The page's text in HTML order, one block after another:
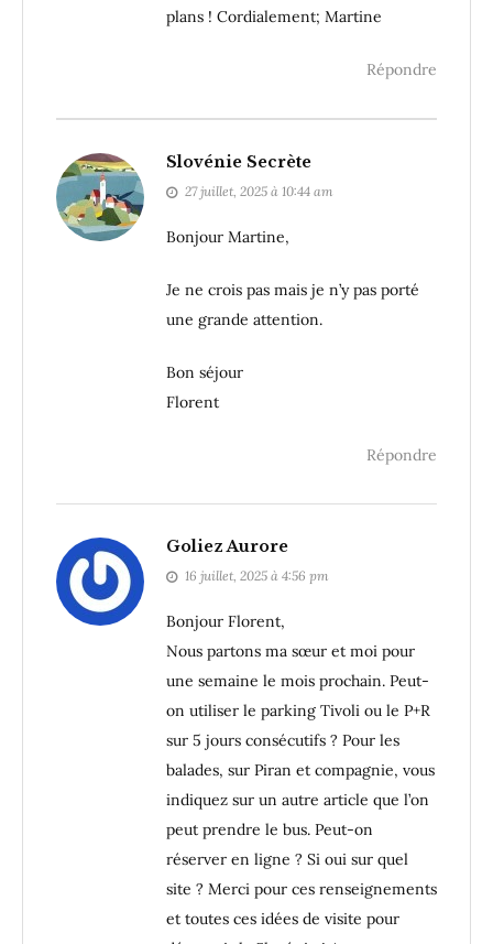
plans ! Cordialement; Martine
Répondre
Slovénie Secrète
27 juillet, 2025 à 10:44 am
Bonjour Martine,
Je ne crois pas mais je n’y pas porté
une grande attention.
Bon séjour
Florent
Répondre
Goliez Aurore
16 juillet, 2025 à 4:56 pm
Bonjour Florent,
Nous partons ma sœur et moi pour
une semaine le mois prochain. Peut-
on utiliser le parking Tivoli ou le P+R
sur 5 jours consécutifs ? Pour les
balades, sur Piran et compagnie, vous
indiquez sur un autre article que l’on
peut prendre le bus. Peut-on
réserver en ligne ? Si oui sur quel
site ? Merci pour ces renseignements
et toutes ces idées de visite pour